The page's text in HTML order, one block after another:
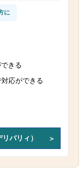
に
きる
応ができる
バリィ）